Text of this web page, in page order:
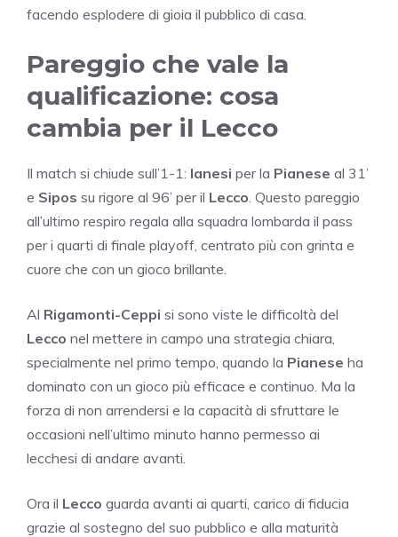
facendo esplodere di gioia il pubblico di casa.
Pareggio che vale la
qualificazione: cosa
cambia per il Lecco
Il match si chiude sull’1-1: Ianesi per la Pianese al 31’
e Sipos su rigore al 96’ per il Lecco . Questo pareggio
all’ultimo respiro regala alla squadra lombarda il pass
per i quarti di finale playoff, centrato più con grinta e
cuore che con un gioco brillante.
Al Rigamonti-Ceppi si sono viste le difficoltà del
Lecco nel mettere in campo una strategia chiara,
specialmente nel primo tempo, quando la Pianese ha
dominato con un gioco più efficace e continuo. Ma la
forza di non arrendersi e la capacità di sfruttare le
occasioni nell’ultimo minuto hanno permesso ai
lecchesi di andare avanti.
Ora il Lecco guarda avanti ai quarti, carico di fiducia
grazie al sostegno del suo pubblico e alla maturità